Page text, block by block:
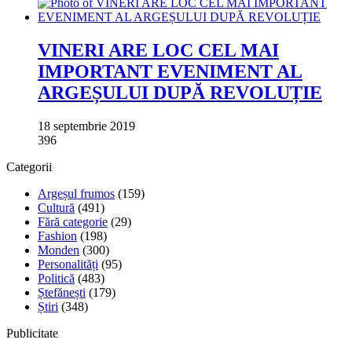
VINERI ARE LOC CEL MAI
IMPORTANT EVENIMENT AL
ARGEȘULUI DUPĂ REVOLUȚIE
18 septembrie 2019
396
Categorii
Argeșul frumos (159)
Cultură (491)
Fără categorie (29)
Fashion (198)
Monden (300)
Personalități (95)
Politică (483)
Ștefănești (179)
Știri (348)
Publicitate